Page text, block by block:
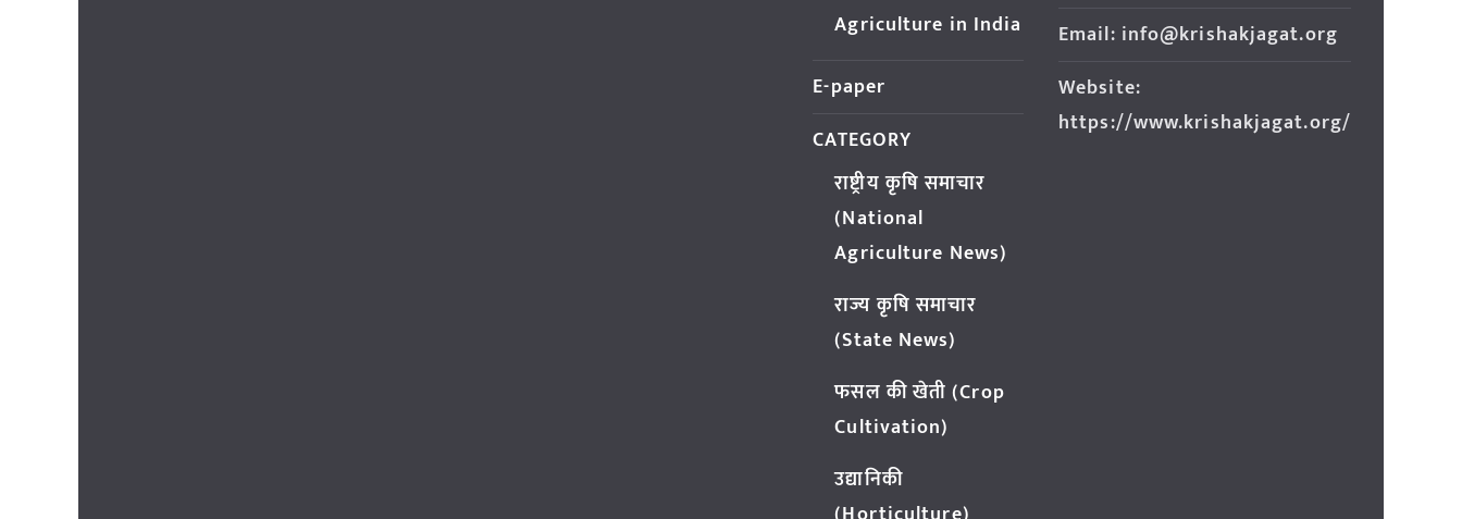
Agriculture in India
E-paper
CATEGORY
राष्ट्रीय कृषि समाचार
(National
Agriculture News)
राज्य कृषि समाचार
(State News)
फसल की खेती (Crop
Cultivation)
उद्यानिकी
Email: info@krishakjagat.org
Website:
https://www.krishakjagat.org/